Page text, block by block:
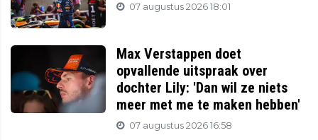
07 augustus 2026 18:01
Max Verstappen doet
opvallende uitspraak over
dochter Lily: 'Dan wil ze niets
meer met me te maken hebben'
07 augustus 2026 16:58